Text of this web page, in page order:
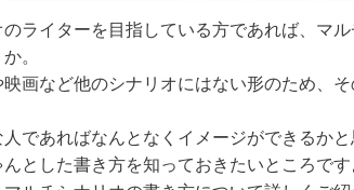
ライターを目指している方であれば、マ
。
映画など他のシナリオにはない形のため、
であればなんとなくイメージができるか
とした書き方を知っておきたいところです